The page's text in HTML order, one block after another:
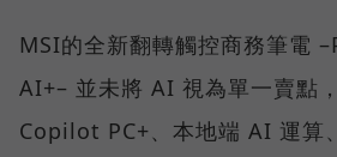
MSI的全新翻轉觸控商務筆電
AI+– 並未將 AI 視為單一賣點
Copilot PC+、本地端 AI 運算